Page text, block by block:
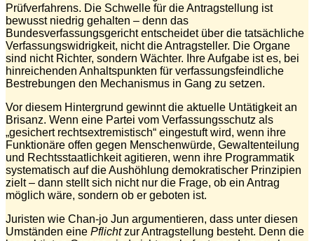
Prüfverfahrens. Die Schwelle für die Antragstellung ist
bewusst niedrig gehalten – denn das
Bundesverfassungsgericht entscheidet über die tatsächliche
Verfassungswidrigkeit, nicht die Antragsteller. Die Organe
sind nicht Richter, sondern Wächter. Ihre Aufgabe ist es, bei
hinreichenden Anhaltspunkten für verfassungsfeindliche
Bestrebungen den Mechanismus in Gang zu setzen.
Vor diesem Hintergrund gewinnt die aktuelle Untätigkeit an
Brisanz. Wenn eine Partei vom Verfassungsschutz als
„gesichert rechtsextremistisch“ eingestuft wird, wenn ihre
Funktionäre offen gegen Menschenwürde, Gewaltenteilung
und Rechtsstaatlichkeit agitieren, wenn ihre Programmatik
systematisch auf die Aushöhlung demokratischer Prinzipien
zielt – dann stellt sich nicht nur die Frage, ob ein Antrag
möglich wäre, sondern ob er geboten ist.
Juristen wie Chan-jo Jun argumentieren, dass unter diesen
Umständen eine Pflichtzur Antragstellung besteht. Denn die